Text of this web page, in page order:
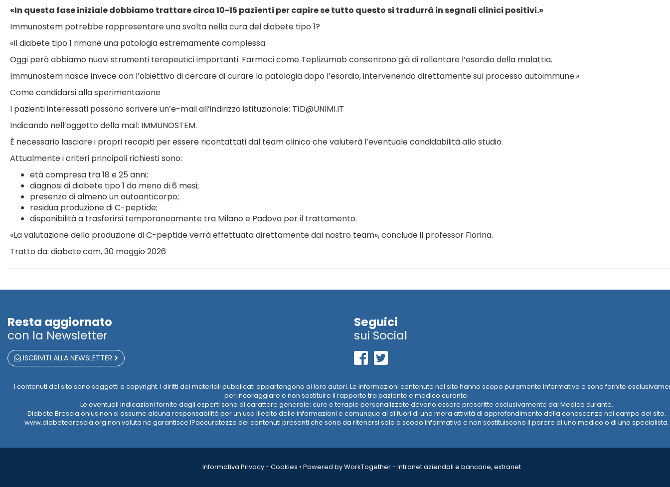
«In questa fase iniziale dobbiamo trattare circa 10-15 pazienti per capire se tutto questo si tradurrà in segnali clinici positivi.»
Immunostem potrebbe rappresentare una svolta nella cura del diabete tipo 1?
«Il diabete tipo 1 rimane una patologia estremamente complessa.
Oggi però abbiamo nuovi strumenti terapeutici importanti. Farmaci come Teplizumab consentono già di rallentare l’esordio della malattia.
Immunostem nasce invece con l’obiettivo di cercare di curare la patologia dopo l’esordio, intervenendo direttamente sul processo autoimmune.»
Come candidarsi alla sperimentazione
I pazienti interessati possono scrivere un’e-mail all’indirizzo istituzionale: T1D@UNIMI.IT
Indicando nell’oggetto della mail: IMMUNOSTEM.
È necessario lasciare i propri recapiti per essere ricontattati dal team clinico che valuterà l’eventuale candidabilità allo studio.
Attualmente i criteri principali richiesti sono:
età compresa tra 18 e 25 anni;
diagnosi di diabete tipo 1 da meno di 6 mesi;
presenza di almeno un autoanticorpo;
residua produzione di C-peptide;
disponibilità a trasferirsi temporaneamente tra Milano e Padova per il trattamento.
«La valutazione della produzione di C-peptide verrà effettuata direttamente dal nostro team», conclude il professor Fiorina.
Tratto da: diabete.com, 30 maggio 2026
Resta aggiornato
con la Newsletter
ISCRIVITI ALLA NEWSLETTER
Seguici
sui Social
I contenuti del sito sono soggetti a copyright. I diritti dei materiali pubblicati appartengono ai loro autori. Le informazioni contenute nel sito hanno scopo puramente informativo e sono fornite
per incoraggiare e non sostituire il rapporto tra paziente e medico curante.
Le eventuali indicazioni fornite dagli esperti sono di carattere generale: cure e terapie personalizzate devono essere prescritte esclusivamente dal Medico curante.
Diabete Brescia onlus non si assume alcuna responsabilità per un uso illecito delle informazioni e comunque al di fuori di una mera attività di approfondimento della conoscenza nel campo del sito.
www.diabetebrescia.org non valuta ne garantisce l?accuratezza dei contenuti presenti che sono da ritenersi solo a scopo informativo e non sostituiscono il parere di uno medico o di uno specialista.
Informativa Privacy- Cookies • Powered by WorkTogether - Intranet aziendali e bancarie, extranet